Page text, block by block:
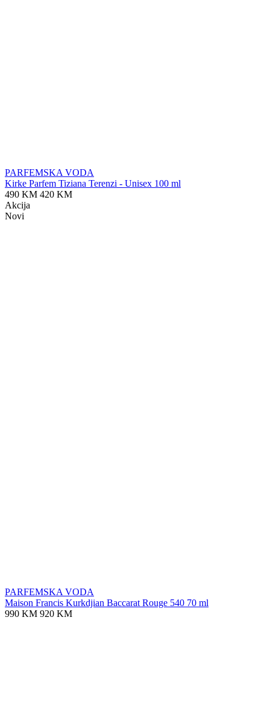
PARFEMSKA VODA
Kirke Parfem Tiziana Terenzi - Unisex 100 ml
490 KM 420 KM
Akcija
Novi
PARFEMSKA VODA
Maison Francis Kurkdjian Baccarat Rouge 540 70 ml
990 KM 920 KM